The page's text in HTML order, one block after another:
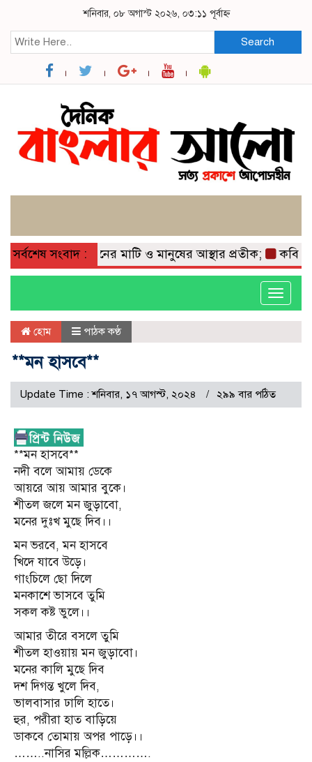
শনিবার, ০৮ অগাস্ট ২০২৬, ০৩:১১ পূর্বাহ্ন
Search
সর্বশেষ সংবাদ :
ইউনিয়নের মাটি ও মানুষের আস্থার প্রতীক; কবিতা:
Toggle
হোম পাঠক কণ্ঠ
**মন হাসবে**
Update Time : শনিবার, ১৭ আগস্ট, ২০২৪ ২৯৯ বার পঠিত
**মন হাসবে**
নদী বলে আমায় ডেকে
আয়রে আয় আমার বুকে।
শীতল জলে মন জুড়াবো,
মনের দুঃখ মুছে দিব।।
মন ভরবে, মন হাসবে
খিদে যাবে উড়ে।
গাংচিলে ছো দিলে
মনকাশে ভাসবে তুমি
সকল কষ্ট ভুলে।।
আমার তীরে বসলে তুমি
শীতল হাওয়ায় মন জুড়াবো।
মনের কালি মুছে দিব
দশ দিগন্ত খুলে দিব,
ভালবাসার ঢালি হাতে।
হুর, পরীরা হাত বাড়িয়ে
ডাকবে তোমায় অপর পাড়ে।।
……..নাসির মল্লিক………….